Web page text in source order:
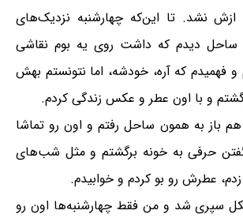
نشد. تا این‌که چهارشنبه نزدیک‌های
ساحل دیدم که داشت روی یه بوم نقاشی
فهمیدم که آره، خودشه، اما نتونستم بهش
و با اون عطر و عکس زندگی کردم.
باز به همون ساحل رفتم و اون رو تماشا
حرفی به خونه برگشتم و مثل شب‌های
عطرش رو بو کردم و خوابیدم.
سپری شد و من فقط چهارشنبه‌ها اون رو